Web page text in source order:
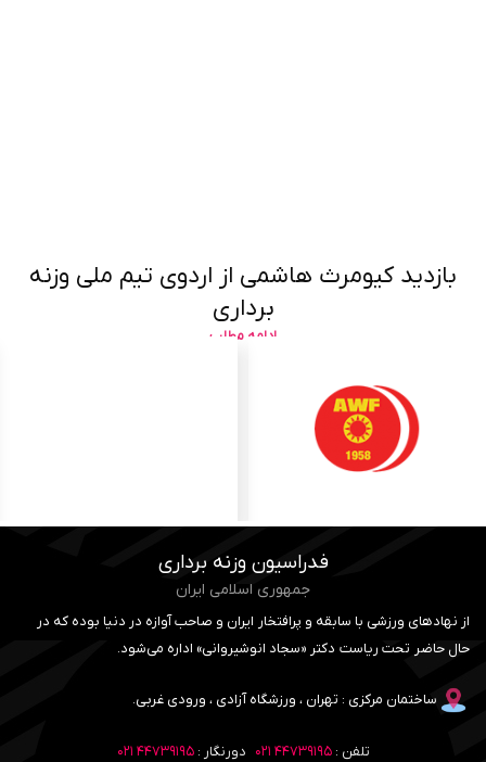
بازدید کیومرث هاشمی از اردوی تیم ملی وزنه
برداری
ادامه مطلب
فدراسیون وزنه برداری
جمهوری اسلامی ایران
از نهادهای ورزشی با سابقه و پرافتخار ایران و صاحب آوازه در دنیا بوده که در
حال حاضر تحت ریاست دکتر «سجاد انوشیروانی» اداره می‌شود.
ساختمان مرکزی : تهران ، ورزشگاه آزادی ، ورودی غربی.
تلفن :۴۴۷۳۹۱۹۵ ۰۲۱ دورنگار :۴۴۷۳۹۱۹۵ ۰۲۱